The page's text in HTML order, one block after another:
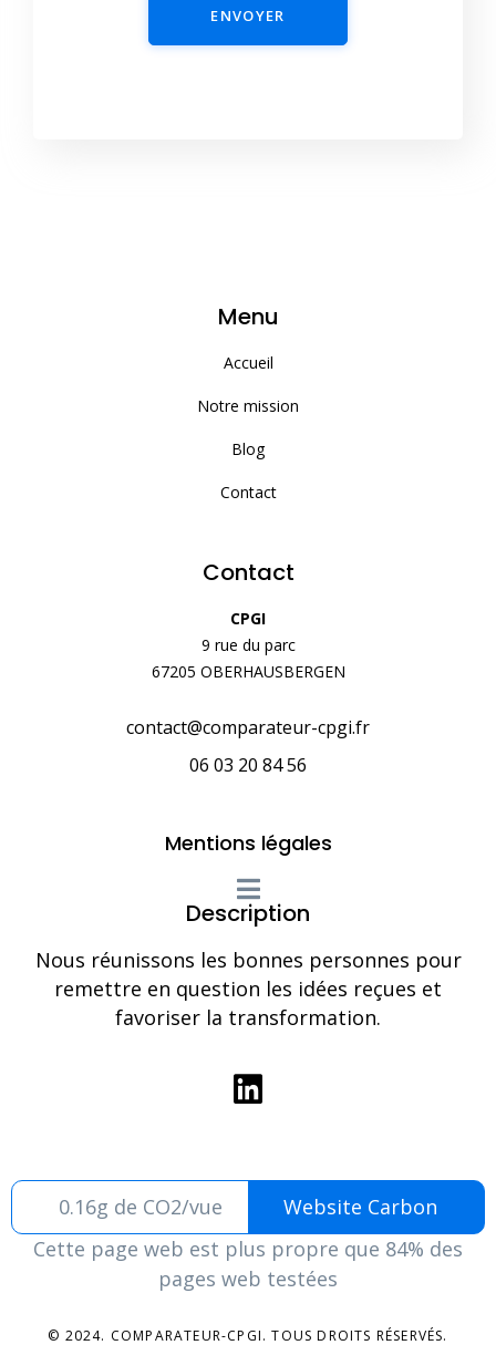
ENVOYER
Menu
Accueil
Notre mission
Blog
Contact
Contact
CPGI
9 rue du parc
67205 OBERHAUSBERGEN
contact@comparateur-cpgi.fr
06 03 20 84 56
Mentions légales
Description
Nous réunissons les bonnes personnes pour
remettre en question les idées reçues et
favoriser la transformation.
0.16g de CO2/vue
Website Carbon
Cette page web est plus propre que 84% des
pages web testées
© 2024. COMPARATEUR-CPGI. TOUS DROITS RÉSERVÉS.